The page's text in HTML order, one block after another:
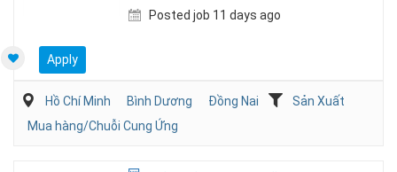
Posted job 11 days ago
Apply
Hồ Chí Minh Bình Dương Đồng Nai
Sản Xuất
Mua hàng/Chuỗi Cung Ứng